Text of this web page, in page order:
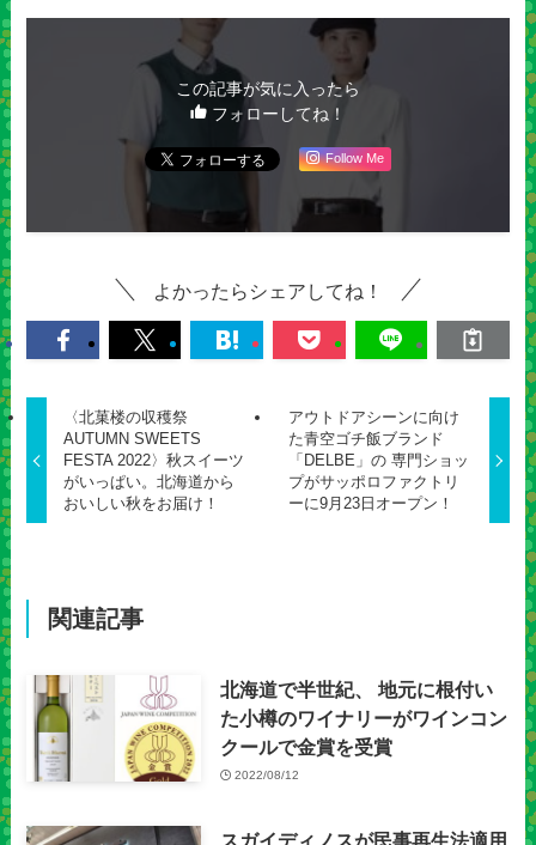
この記事が気に入ったら
フォローしてね！
Follow Me
よかったらシェアしてね！
〈北菓楼の収穫祭
AUTUMN SWEETS
FESTA 2022〉秋スイーツ
がいっぱい。北海道から
おいしい秋をお届け！
アウトドアシーンに向け
た青空ゴチ飯ブランド
「DELBE」の 専門ショッ
プがサッポロファクトリ
ーに9月23日オープン！
関連記事
北海道で半世紀、 地元に根付い
た小樽のワイナリーがワインコン
クールで金賞を受賞
2022/08/12
スガイディノスが民事再生法適用